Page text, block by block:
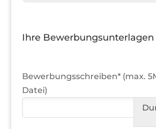
Ihre Bewerbungsunterlagen
Bewerbungsschreiben* (max.
Datei)